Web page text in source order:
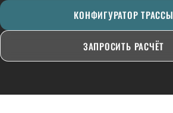
КОНФИГУРАТОР ТРАССЫ
ЗАПРОСИТЬ РАСЧЁТ